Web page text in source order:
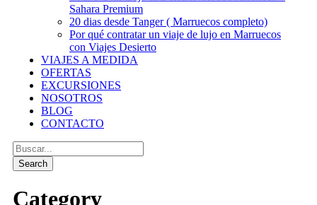
Sahara Premium
20 dias desde Tanger ( Marruecos completo)
Por qué contratar un viaje de lujo en Marruecos
con Viajes Desierto
VIAJES A MEDIDA
OFERTAS
EXCURSIONES
NOSOTROS
BLOG
CONTACTO
Category